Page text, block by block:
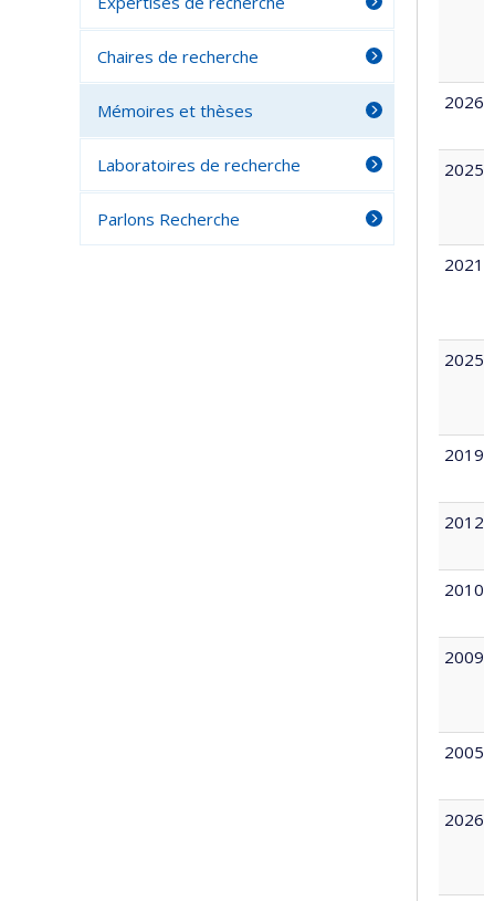
2026
2025
2021
2025
2019
2012
2010
2009
2005
2026
Chaires de recherche
Mémoires et thèses
Laboratoires de recherche
Parlons Recherche